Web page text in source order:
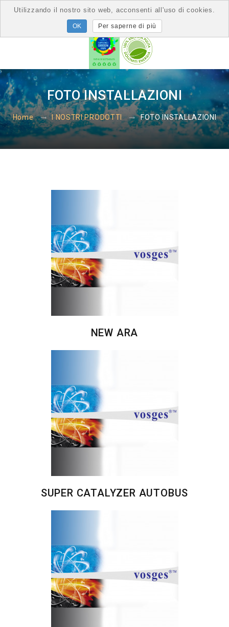
FOTO INSTALLAZIONI
Home I NOSTRI PRODOTTI FOTO INSTALLAZIONI
NEW ARA
SUPER CATALYZER AUTOBUS
Utilizzando il nostro sito web, acconsenti all'uso di cookies.
Per saperne di più